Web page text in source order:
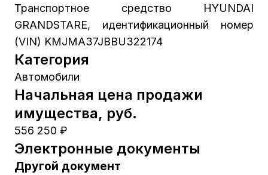
Транспортное средство HYUNDAI
GRANDSTARE, идентификационный номер
(VIN) KMJMA37JBBU322174
Категория
Автомобили
Начальная цена продажи
имущества, руб.
556 250 ₽
Электронные документы
Другой документ